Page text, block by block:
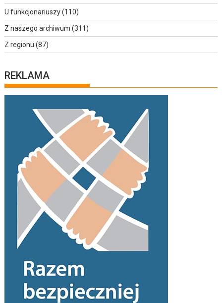
U funkcjonariuszy(110)
Z naszego archiwum (311)
Z regionu (87)
REKLAMA